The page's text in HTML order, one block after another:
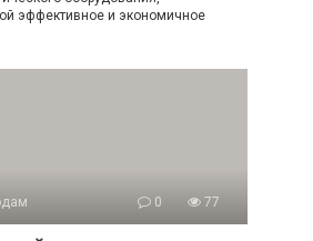
эффективное и экономичное
0 77